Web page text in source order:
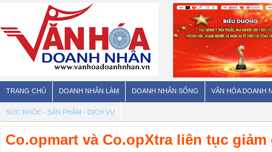
TRANG CHỦ DOANH NHÂN LÀM DOANH NHÂN SỐNG VĂN HÓA DOANH
SỨC KHỎE - SẢN PHẨM - DỊCH VỤ
Co.opmart và Co.opXtra liên tục